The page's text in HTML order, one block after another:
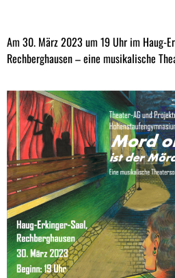
Am 30. März 2023 um 19 Uhr im Haug-
Rechberghausen – eine musikalische